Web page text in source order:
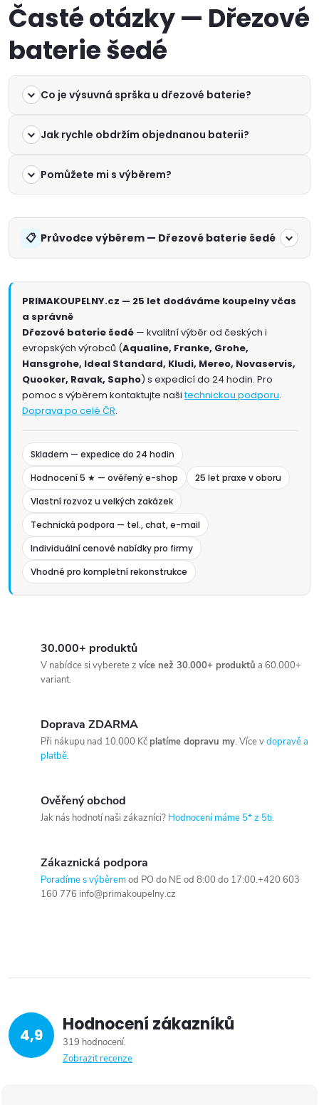
Časté otázky — Dřezové
baterie šedé
Co je výsuvná sprška u dřezové baterie?
Jak rychle obdržím objednanou baterii?
Pomůžete mi s výběrem?
Průvodce výběrem — Dřezové baterie šedé
PRIMAKOUPELNY.cz — 25 let dodáváme koupelny včas
a správně
Dřezové baterie šedé — kvalitní výběr od českých i
evropských výrobců (Aqualine, Franke, Grohe,
Hansgrohe, Ideal Standard, Kludi, Mereo, Novaservis,
Quooker, Ravak, Sapho) s expedicí do 24 hodin. Pro
pomoc s výběrem kontaktujte našitechnickou podporu.
Doprava po celé ČR.
Skladem — expedice do 24 hodin
Hodnocení 5 ★ — ověřený e-shop
25 let praxe v oboru
Vlastní rozvoz u velkých zakázek
Technická podpora — tel., chat, e-mail
Individuální cenové nabídky pro firmy
Vhodné pro kompletní rekonstrukce
30.000+ produktů
V nabídce si vyberete z více než 30.000+ produktů a 60.000+
variant.
Doprava ZDARMA
Při nákupu nad 10.000 Kčplatíme dopravu my. Více vdopravě a
platbě.
Ověřený obchod
Jak nás hodnotí naši zákazníci? Hodnocení máme 5* z 5ti.
Zákaznická podpora
Poradíme s výběremod PO do NE od 8:00 do 17:00.+420 603
160 776 info@primakoupelny.cz
4,9 Hodnocení zákazníků
319 hodnocení
Zobrazit recenze